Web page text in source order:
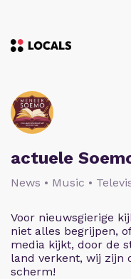
actuele
News • Music •
Voor nieuwsgierige
niet alles begrijpen,
media kijkt, door de
land verkent, wij zijn
scherm!